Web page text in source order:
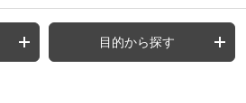
目的から探す